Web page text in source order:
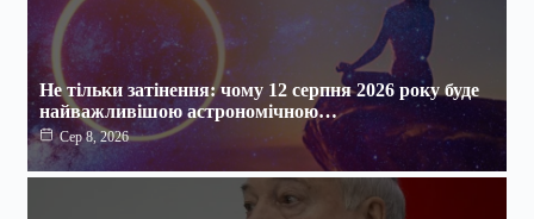
Не тільки затінення: чому 12 серпня 2026 року буде
найважливішою астрономічною…
Сер 8, 2026